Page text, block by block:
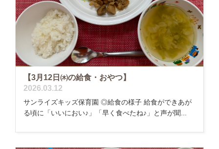
【3月12日㈭の給食・おやつ】
2026.03.12
サンライズキッズ保育園 ◎給食の様子 給食ができあが
る頃に「いいにおい♪」「早く食べたね♪」と声が聞...